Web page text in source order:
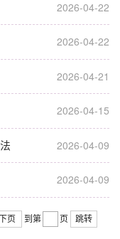
2026-04-22
2026-04-22
2026-04-21
2026-04-15
2026-04-09
2026-04-09
页 到第 页 跳转